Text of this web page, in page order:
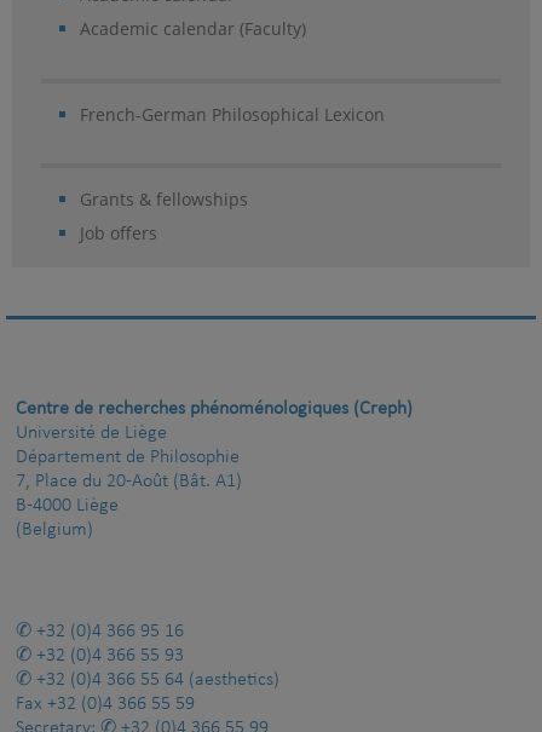
Academic calendar (Faculty)
French-German Philosophical Lexicon
Grants & fellowships
Job offers
Centre de recherches phénoménologiques (Creph)
Université de Liège
Département de Philosophie
7, Place du 20-Août (Bât. A1)
B-4000 Liège
(Belgium)
+32 (0)4 366 95 16
+32 (0)4 366 55 93
+32 (0)4 366 55 64 (aesthetics)
Fax +32 (0)4 366 55 59